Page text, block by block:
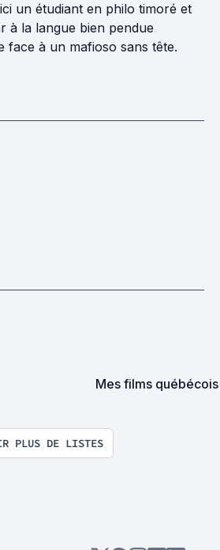
un étudiant en philo timoré et
à la langue bien pendue
face à un mafioso sans tête.
Mes films
PLUS DE LISTES